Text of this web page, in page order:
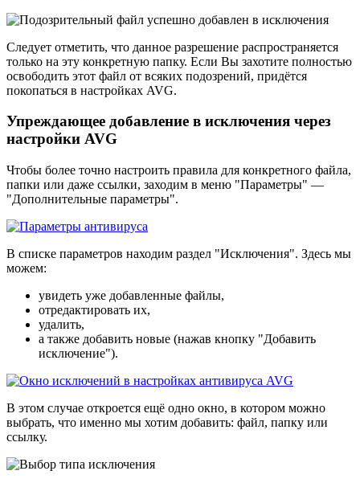
Следует отметить, что данное разрешение распространяется
только на эту конкретную папку. Если Вы захотите полностью
освободить этот файл от всяких подозрений, придётся
покопаться в настройках AVG.
Упреждающее добавление в исключения через
настройки AVG
Чтобы более точно настроить правила для конкретного файла,
папки или даже ссылки, заходим в меню "Параметры" —
"Дополнительные параметры".
В списке параметров находим раздел "Исключения". Здесь мы
можем:
увидеть уже добавленные файлы,
отредактировать их,
удалить,
а также добавить новые (нажав кнопку "Добавить
исключение").
В этом случае откроется ещё одно окно, в котором можно
выбрать, что именно мы хотим добавить: файл, папку или
ссылку.